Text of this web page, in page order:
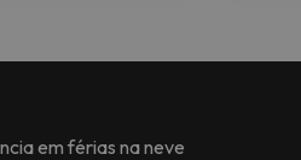
em férias na neve